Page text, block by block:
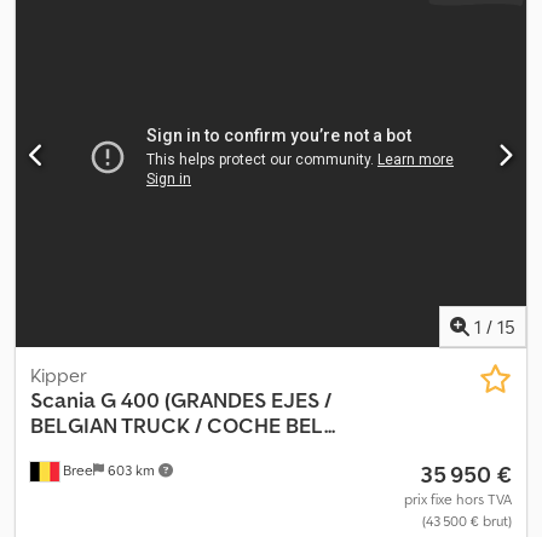
1 / 15
Bree 603 km
Kipper
ScaniaG 400 (GRANDES EJES /
BELGIAN TRUCK / COCHE BEL...
35 950 €
prix fixe hors TVA
(43 500 € brut)